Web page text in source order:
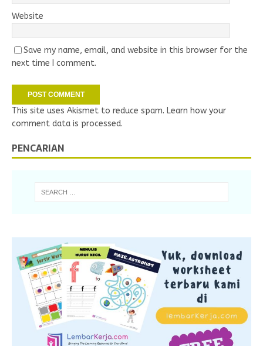
Website
Save my name, email, and website in this browser for the
next time I comment.
This site uses Akismet to reduce spam. Learn how your
comment data is processed.
PENCARIAN